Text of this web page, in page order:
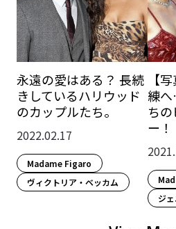
永遠の愛はある？ 長続
きしているハリウッド
のカップルたち。
2022.02.17
Madame Figaro
ヴィクトリア・ベッカム
【
練
ち
ー！
ジ